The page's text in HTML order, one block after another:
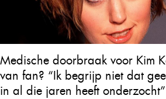
Medische doorbraak voor Kim
van fan? “Ik begrijp niet dat
in al die jaren heeft onderzocht”